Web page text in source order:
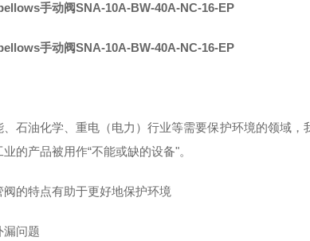
手动阀SNA-10A-BW-40A-NC-16-EP
手动阀SNA-10A-BW-40A-NC-16-EP
、石油化学、重电（电力）行业等需要保护环境的领域
的产品被用作“不能或缺的设备"。
阀的特点有助于更好地保护环境
漏问题